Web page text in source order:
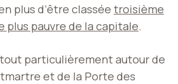
plus d’être classée troisième
plus pauvre de la capitale.
particulièrement autour de
et de la Porte des